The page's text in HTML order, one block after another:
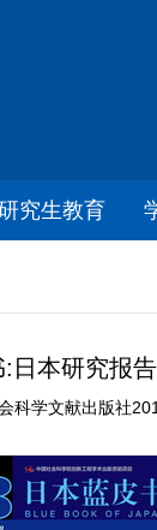
究生教育
日本研究报告
科学文献出版社